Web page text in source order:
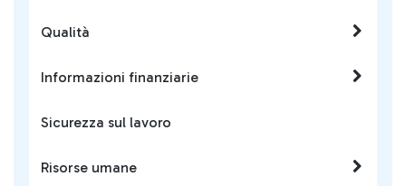
Qualità
Informazioni finanziarie
Sicurezza sul lavoro
Risorse umane